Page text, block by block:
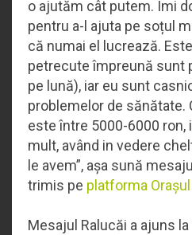
o ajutăm cât putem. Îmi
pentru a-l ajuta pe soțul
că numai el lucrează.
petrecute împreună sunt
pe lună), iar eu sunt
problemelor de sănătate.
este între 5000-6000 ron,
mult, având in vedere
le avem”, așa sună
trimis pe platforma
Mesajul Ralucăi a ajuns